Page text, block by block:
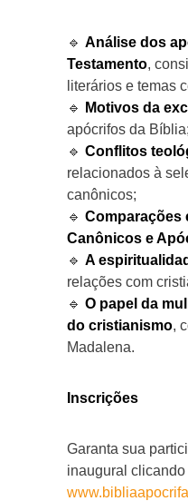
🔹 Análise dos
Testamento,
literários e temas
🔹
Motivos da
apócrifos da Bíblia;
🔹 Conflitos
relacionados à
canônicos;
🔹 Comparações
Canônicos e
🔹 A
relações com
🔹 O papel da
do cristianismo,
Madalena.
Inscrições
Garanta sua
inaugural clicando